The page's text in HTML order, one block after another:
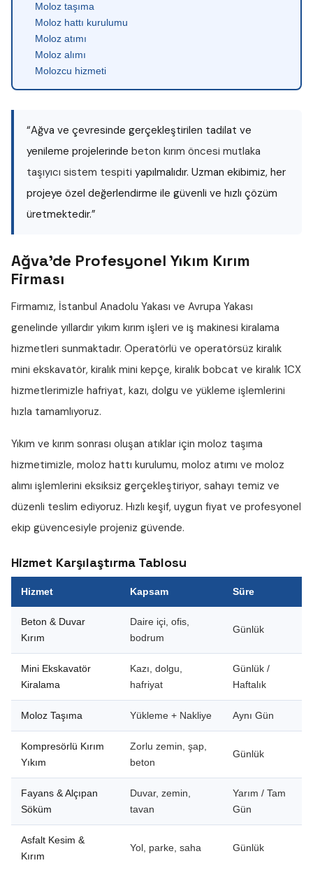
Moloz taşıma
Moloz hattı kurulumu
Moloz atımı
Moloz alımı
Molozcu hizmeti
“Ağva ve çevresinde gerçekleştirilen tadilat ve
yenileme projelerinde beton kırım öncesi mutlaka
taşıyıcı sistem tespiti yapılmalıdır. Uzman ekibimiz, her
projeye özel değerlendirme ile güvenli ve hızlı çözüm
üretmektedir.”
Ağva'de Profesyonel Yıkım Kırım
Firması
Firmamız, İstanbul Anadolu Yakası ve Avrupa Yakası
genelinde yıllardır yıkım kırım işleri ve iş makinesi kiralama
hizmetleri sunmaktadır. Operatörlü ve operatörsüz kiralık
mini ekskavatör, kiralık mini kepçe, kiralık bobcat ve kiralık 1CX
hizmetlerimizle hafriyat, kazı, dolgu ve yükleme işlemlerini
hızla tamamlıyoruz.
Yıkım ve kırım sonrası oluşan atıklar için moloz taşıma
hizmetimizle, moloz hattı kurulumu, moloz atımı ve moloz
alımı işlemlerini eksiksiz gerçekleştiriyor, sahayı temiz ve
düzenli teslim ediyoruz. Hızlı keşif, uygun fiyat ve profesyonel
ekip güvencesiyle projeniz güvende.
Hizmet Karşılaştırma Tablosu
Hizmet Kapsam Süre
Beton & Duvar
Kırım
Daire içi, ofis,
bodrum
Günlük
Mini Ekskavatör
Kiralama
Kazı, dolgu,
hafriyat
Günlük /
Haftalık
Moloz Taşıma Yükleme + Nakliye Aynı Gün
Kompresörlü Kırım
Yıkım
Zorlu zemin, şap,
beton
Günlük
Fayans & Alçıpan
Söküm
Duvar, zemin,
tavan
Yarım / Tam
Gün
Asfalt Kesim &
Kırım
Yol, parke, saha Günlük